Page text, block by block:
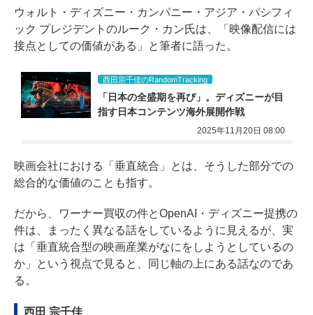
ウォルト・ディズニー・カンパニー・アジア・パシフィ
ック プレジデントのルーク・カン氏は、「映像配信には
接点としての価値がある」と筆者に語った。
西田宗千佳のRandomTracking
「日本の全盛期を再び」。ディズニーが目
指す日本コンテンツ海外展開作戦
2025年11月20日 08:00
映画会社における「垂直統合」とは、そうした部分での
総合的な価値のことも指す。
だから、ワーナー買収の件とOpenAI・ディズニー提携の
件は、まったく異なる話をしているように見えるが、実
は「垂直統合型の映画産業がなにをしようとしているの
か」という視点で見ると、同じ軸の上にある話なのであ
る。
西田 宗千佳